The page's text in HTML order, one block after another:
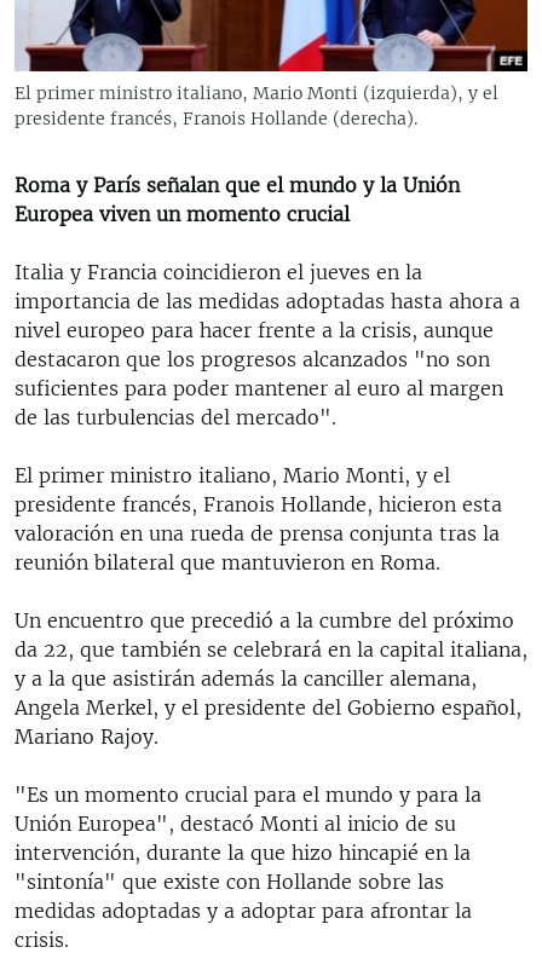
RADIO MARTÍ
ESPECIALES
ESPECIALES
SER VIEJO EN CUBA
LOS SANTOS DE HIALEAH
DESINFORMACIÓN RUSA EN AMÉRICA LATINA
LA INVASIÓN DE RUSIA A UCRANIA
MULTIMEDIA
SÍGUENOS
El primer ministro italiano, Mario Monti (izquierda), y el
presidente francés, Franois Hollande (derecha).
Roma y París señalan que el mundo y la Unión
Europea viven un momento crucial
Italia y Francia coincidieron el jueves en la
importancia de las medidas adoptadas hasta ahora a
nivel europeo para hacer frente a la crisis, aunque
destacaron que los progresos alcanzados "no son
suficientes para poder mantener al euro al margen
de las turbulencias del mercado".
El primer ministro italiano, Mario Monti, y el
presidente francés, Franois Hollande, hicieron esta
valoración en una rueda de prensa conjunta tras la
reunión bilateral que mantuvieron en Roma.
Un encuentro que precedió a la cumbre del próximo
da 22, que también se celebrará en la capital italiana,
y a la que asistirán además la canciller alemana,
Angela Merkel, y el presidente del Gobierno español,
Mariano Rajoy.
"Es un momento crucial para el mundo y para la
Unión Europea", destacó Monti al inicio de su
intervención, durante la que hizo hincapié en la
"sintonía" que existe con Hollande sobre las
medidas adoptadas y a adoptar para afrontar la
crisis.